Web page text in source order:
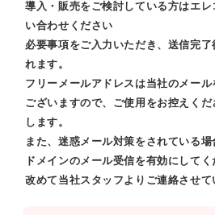
導入・販売をご検討している方はエ
い合わせください
必要事項をご入力いただき、送信完
れます。
フリーメールアドレスは当社のメー
ございますので、ご使用をお控えく
します。
また、迷惑メール対策をされている場
ドメインのメール受信を有効にしてく
改めて当社スタッフよりご連絡させて